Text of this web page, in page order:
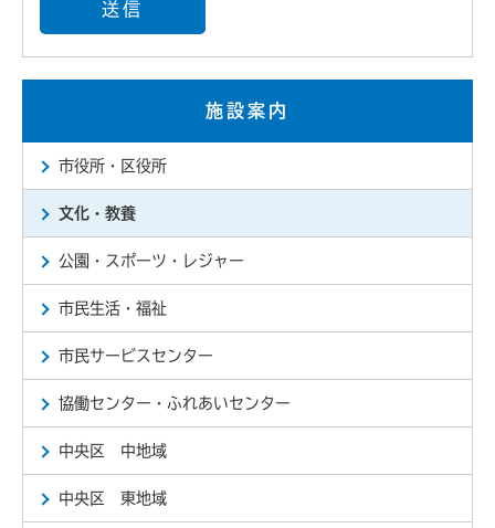
施設案内
市役所・区役所
文化・教養
公園・スポーツ・レジャー
市民生活・福祉
市民サービスセンター
協働センター・ふれあいセンター
中央区 中地域
中央区 東地域